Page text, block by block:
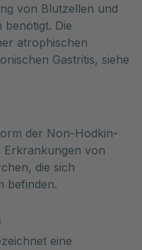
von Blutzellen und
Die
atrophischen
Gastritis, siehe
der Non-Hodkin-
Erkrankungen von
die sich
befinden.
eine